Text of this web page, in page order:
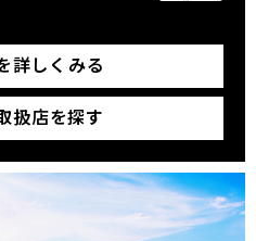
詳しくみる
扱店を探す